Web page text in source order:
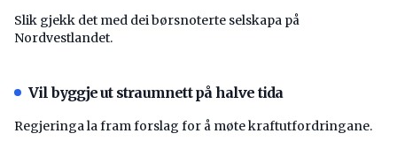
Slik gjekk det med dei børsnoterte selskapa på
Nordvestlandet.
Vil byggje ut straumnett på halve tida
Regjeringa la fram forslag for å møte kraftutfordringane.